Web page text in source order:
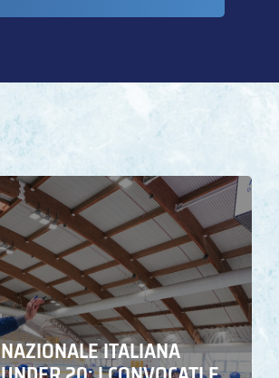
NAZIONALE ITALIANA